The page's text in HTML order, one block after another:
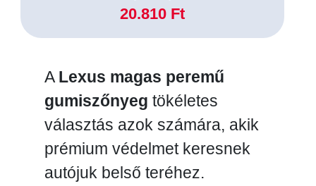
20.810 Ft
A Lexus magas peremű
gumiszőnyeg tökéletes
választás azok számára, akik
prémium védelmet keresnek
autójuk belső teréhez.